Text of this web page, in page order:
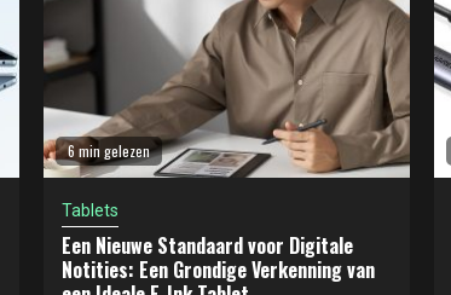
6 min gelezen
Tablets
Een Nieuwe Standaard voor Digitale
Notities: Een Grondige Verkenning van